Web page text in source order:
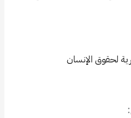
لحقوق الإنسان